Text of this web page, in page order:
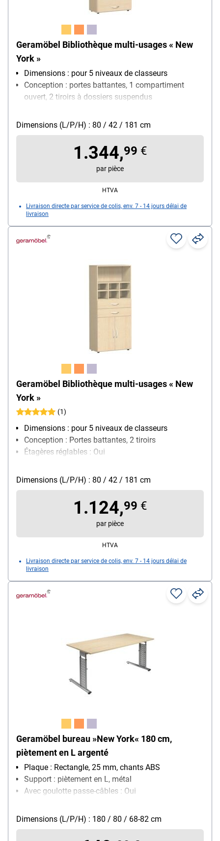
Geramöbel Bibliothèque multi-usages « New
York »
Dimensions : pour 5 niveaux de classeurs
Conception : portes battantes, 1 compartiment
ouvert, 2 tiroirs à dossiers suspendus
Verrouillable : Non
Modèle de piètement : sur patins
Dimensions (L/P/H) : 80 / 42 / 181 cm
1.344,99 €
par pièce
HTVA
Livraison directe par service de colis, env. 7 - 14 jours délai de
livraison
Geramöbel Bibliothèque multi-usages « New
York »
(1)
Dimensions : pour 5 niveaux de classeurs
Conception : Portes battantes, 2 tiroirs
Étagères réglables : Oui
Modèle de piètement : sur patins
Dimensions (L/P/H) : 80 / 42 / 181 cm
1.124,99 €
par pièce
HTVA
Livraison directe par service de colis, env. 7 - 14 jours délai de
livraison
Geramöbel bureau »New York« 180 cm,
piètement en L argenté
Plaque : Rectangle, 25 mm, chants ABS
Support : piètement en L, métal
Avec goulotte passe-câbles : Oui
Réglage de la hauteur : manuel
Dimensions (L/P/H) : 180 / 80 / 68-82 cm